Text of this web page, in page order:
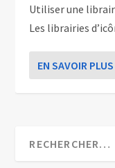
Utiliser une
Les librairies
EN SAVOIR PLUS